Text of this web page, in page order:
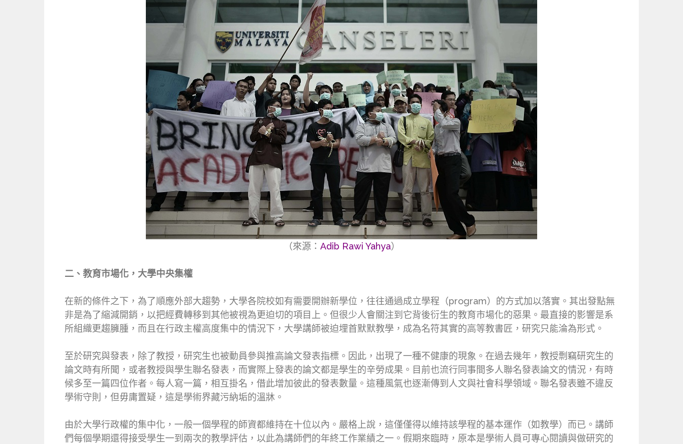
（來源： Adib Rawi Yahya）
二、教育市場化，大學中央集權
在新的條件之下，為了順應外部大趨勢，大學各院校如有需要開辦新學位，往往通過成立學程（program）的方式加以落實。其出發點無
非是為了縮減開銷，以把經費轉移到其他被視為更迫切的項目上。但很少人會關注到它背後衍生的教育市場化的惡果。最直接的影響是系
所組織更趨臃腫，而且在行政主權高度集中的情況下，大學講師被迫埋首默默教學，成為名符其實的高等教書匠，研究只能淪為形式。
至於研究與發表，除了教授，研究生也被動員參與推高論文發表指標。因此，出現了一種不健康的現象。在過去幾年，教授剽竊研究生的
論文時有所聞，或者教授與學生聯名發表，而實際上發表的論文都是學生的辛勞成果。目前也流行同事間多人聯名發表論文的情況，有時
候多至一篇四位作者。每人寫一篇，相互掛名，借此增加彼此的發表數量。這種風氣也逐漸傳到人文與社會科學領域。聯名發表雖不違反
學術守則，但毋庸置疑，這是學術界藏污納垢的溫牀。
由於大學行政權的集中化，一般一個學程的師資都維持在十位以內。嚴格上說，這僅僅得以維持該學程的基本運作（如教學）而已。講師
們每個學期還得接受學生一到兩次的教學評估，以此為講師們的年終工作業績之一。假期來臨時，原本是學術人員可專心閱讀與做研究的